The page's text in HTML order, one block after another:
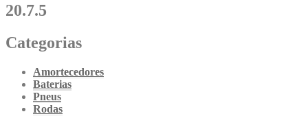
20.7.5
Categorias
Amortecedores
Baterias
Pneus
Rodas